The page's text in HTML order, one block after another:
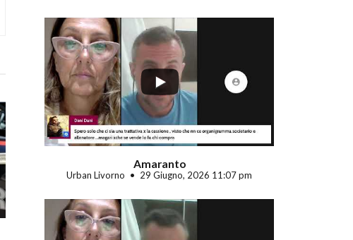
...
Amaranto
Urban Livorno 29 Giugno, 2026 11:07 pm